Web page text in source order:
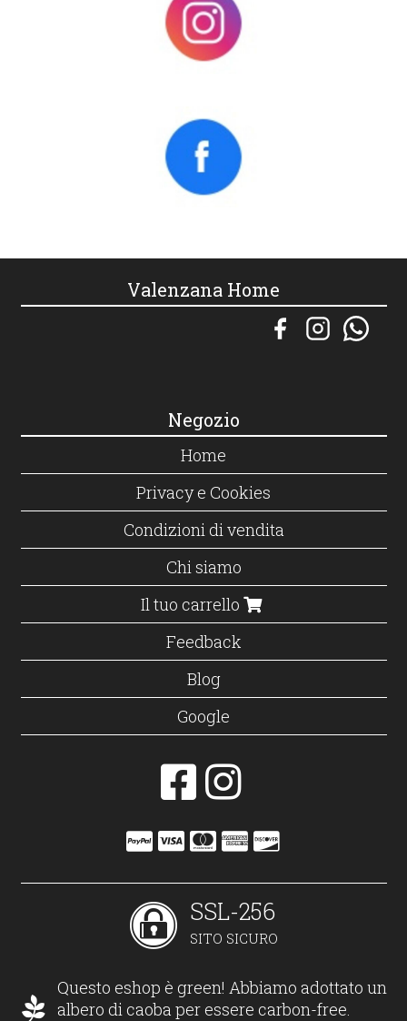
Valenzana Home
Negozio
Home
Privacy e Cookies
Condizioni di vendita
Chi siamo
Il tuo carrello
Feedback
Blog
Google
SSL-256
SITO SICURO
Questo eshop è green! Abbiamo adottato un
albero di caoba per essere carbon-free.